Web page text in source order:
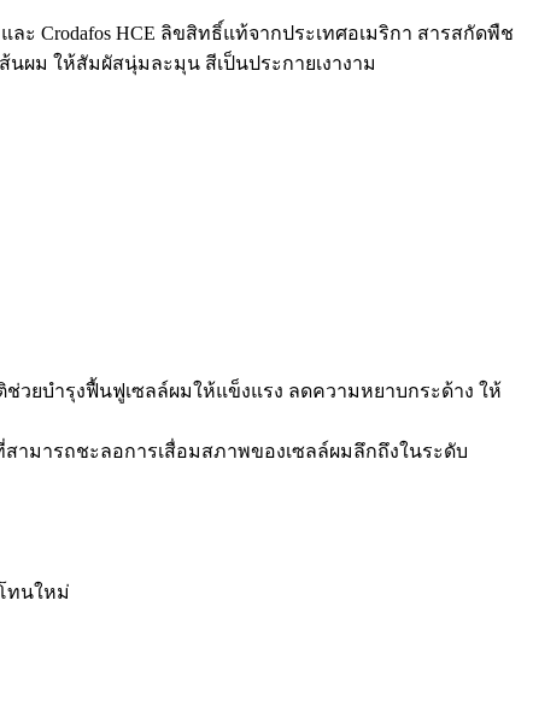
Crodafos HCE ลิขสิทธิ์แท้จากประเทศอเมริกา สารสกัดพืช
ผม ให้สัมผัสนุ่มละมุน สีเป็นประกายเงางาม
บำรุงฟื้นฟูเซลล์ผมให้แข็งแรง ลดความหยาบกระด้าง ให้
มารถชะลอการเสื่อมสภาพของเซลล์ผมลึกถึงในระดับ
ทนใหม่